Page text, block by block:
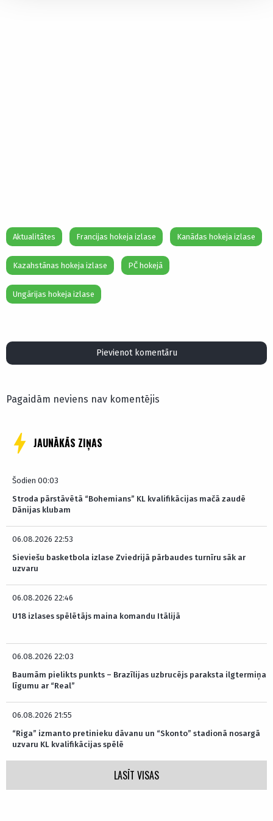
Aktualitātes Francijas hokeja izlase Kanādas hokeja izlase
Kazahstānas hokeja izlase PČ hokejā
Ungārijas hokeja izlase
Pievienot komentāru
Pagaidām neviens nav komentējis
JAUNĀKĀS ZIŅAS
Šodien 00:03
Stroda pārstāvētā “Bohemians” KL kvalifikācijas mačā zaudē
Dānijas klubam
06.08.2026 22:53
Sieviešu basketbola izlase Zviedrijā pārbaudes turnīru sāk ar
uzvaru
06.08.2026 22:46
U18 izlases spēlētājs maina komandu Itālijā
06.08.2026 22:03
Baumām pielikts punkts – Brazīlijas uzbrucējs paraksta ilgtermiņa
līgumu ar “Real”
06.08.2026 21:55
“Riga” izmanto pretinieku dāvanu un “Skonto” stadionā nosargā
uzvaru KL kvalifikācijas spēlē
LASĪT VISAS